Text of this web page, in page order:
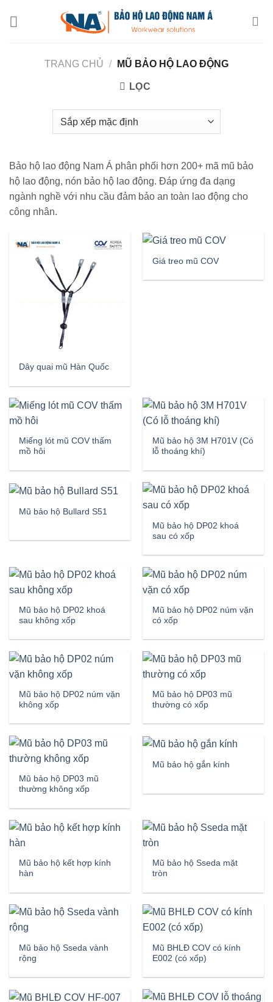
TRANG CHỦ / MŨ BẢO HỘ LAO ĐỘNG
LỌC
Bảo hộ lao động Nam Á phân phối hơn 200+ mã mũ bảo
hộ lao động, nón bảo hộ lao động. Đáp ứng đa dạng
ngành nghề với nhu cầu đảm bảo an toàn lao động cho
công nhân.
Dây quai mũ Hàn Quốc
Giá treo mũ COV
Miếng lót mũ COV thấm
mồ hôi
Mũ bảo hộ 3M H701V (Có
lỗ thoáng khí)
Mũ bảo hộ Bullard S51
Mũ bảo hộ DP02 khoá
sau có xốp
Mũ bảo hộ DP02 khoá
sau không xốp
Mũ bảo hộ DP02 núm vặn
có xốp
Mũ bảo hộ DP02 núm vặn
không xốp
Mũ bảo hộ DP03 mũ
thường có xốp
Mũ bảo hộ DP03 mũ
thường không xốp
Mũ bảo hộ gắn kính
Mũ bảo hộ kết hợp kính
hàn
Mũ bảo hộ Sseda mặt
tròn
Mũ bảo hộ Sseda vành
rộng
Mũ BHLĐ COV có kính
E002 (có xốp)